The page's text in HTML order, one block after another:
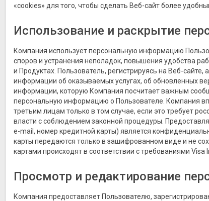
«cookies» для того, чтобы сделать Веб-сайт более
Использование и раскрытие
Компания использует персональную информацию
споров и устранения неполадок, повышения удобства
и Продуктах. Пользователь, регистрируясь на Веб-
информации об оказываемых услугах, об обновленных
информации, которую Компания посчитает важным
персональную информацию о Пользователе. Компания
третьим лицам только в том случае, если это требует
власти с соблюдением законной процедуры.
e-mail, номер кредитной карты) является
карты передаются только в зашифрованном виде и не
картами происходят в соответствии с требованиями Visa
Просмотр и редактирование
Компания предоставляет Пользователю,